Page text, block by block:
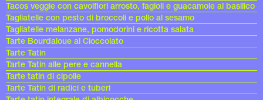
Tacos veggie con cavolfiori arrosto, fagioli e guacamole al basilico
Tagliatelle con pesto di broccoli e pollo al sesamo
Tagliatelle melanzane, pomodorini e ricotta salata
Tarte Bourdaloue al Cioccolato
Tarte Tatin
Tarte Tatin alle pere e cannella
Tarte tatin di cipolle
Tarte Tatin di radici e tuberi